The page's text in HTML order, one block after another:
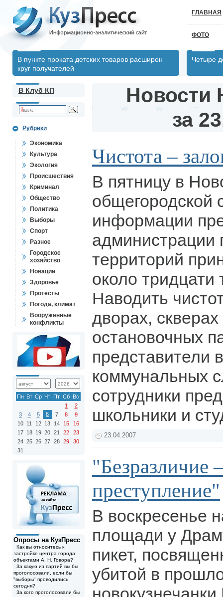
ГЛАВНАЯ
ФОТО
В пункте проката детских товаров расширен
круг получателей
Четыре
В Клуб КП
Рубрики
Экономика
Культура
Экология
Происшествия
Криминал
Общество
Политика
Выборы
Спорт
Разное
Городское
хозяйство
Новации
Здоровье
Протесты
Погода, климат
Вооружённые
конфликты
Пн Вт Ср Чт Пт Сб Вс
1
2
3
4 5 6 7 8
9
10 11 12 13 14 15
16
17 18 19 20 21 22
23
24 25 26 27 28 29
30
31
Опросы на КузПресс
Как вы относитесь к
застройке центра города
объектами А. Н. Говора?
За какую из партий вы бы
проголосовали, если бы
"выборы" проводились
сегодня?
За кого проголосовали бы
Новости
за
Чистота –
В пятницу в
общегородской
информации
администрации
территорий
около
Наводить
дворах,
остановочных
представители
коммунальных
сотрудники
школьники и
23.04.2007
"Безразличие
преступление"
В воскресенье
площади у
пикет,
убитой в